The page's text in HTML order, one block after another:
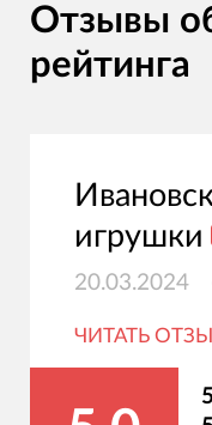
Отзывы
рейтинга
игрушки
20.03.2024
ЧИТАТЬ
5